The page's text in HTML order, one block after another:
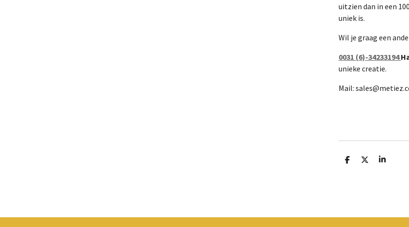
uitzien dan in een
uniek is.
Wil je graag een
0031 (6)-34233194
unieke creatie.
Mail:
D
D
S